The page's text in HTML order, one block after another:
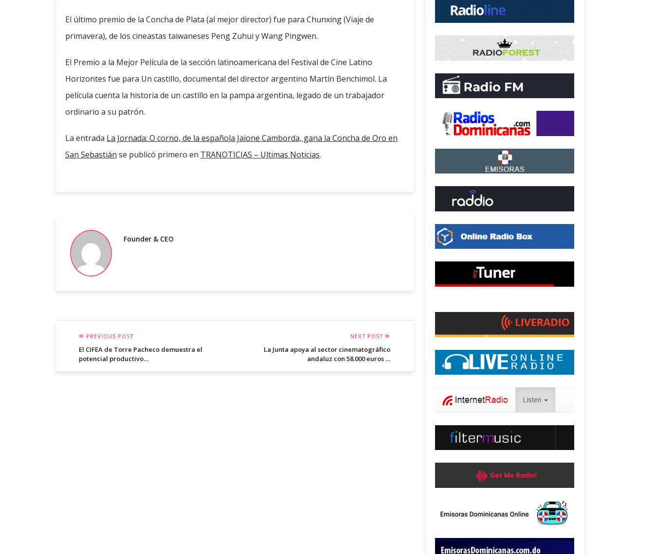
El último premio de la Concha de Plata (al mejor director) fue para Chunxing (Viaje de
primavera), de los cineastas taiwaneses Peng Zuhui y Wang Pingwen.
El Premio a la Mejor Película de la sección latinoamericana del Festival de Cine Latino
Horizontes fue para Un castillo, documental del director argentino Martín Benchimol. La
película cuenta la historia de un castillo en la pampa argentina, legado de un trabajador
ordinario a su patrón.
La entrada La Jornada: O corno, de la española Jaione Camborda, gana la Concha de Oro en
San Sebastián se publicó primero en TRANOTICIAS – Ultimas Noticias.
Founder & CEO
PREVIOUS POST
El CIFEA de Torre Pacheco demuestra el
potencial productivo…
NEXT POST
La Junta apoya al sector cinematográfico
andaluz con 58.000 euros …